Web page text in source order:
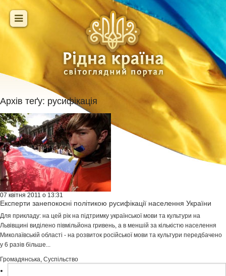
Архів теґу: русифікація
07 квітня 2011 о 13:31
Експерти занепокоєні політикою русифікації населення України
Для прикладу: на цей рік на підтримку української мови та культури на
Львівщині виділено півмільйона гривень, а в меншій за кількістю населення
Миколаївській області - на розвиток російської мови та культури передбачено
у 6 разів більше...
Громадянська, Суспільство